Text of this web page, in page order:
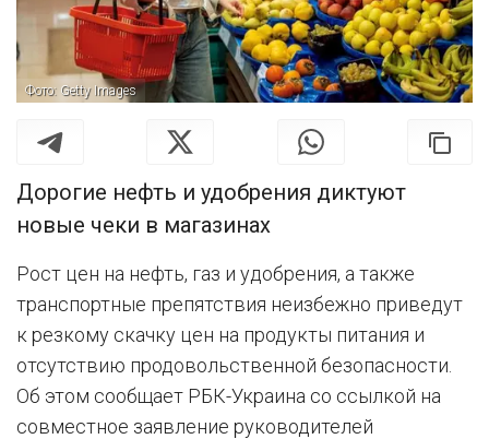
Фото: Getty Images
Дорогие нефть и удобрения диктуют
новые чеки в магазинах
Рост цен на нефть, газ и удобрения, а также
транспортные препятствия неизбежно приведут
к резкому скачку цен на продукты питания и
отсутствию продовольственной безопасности.
Об этом сообщает РБК-Украина со ссылкой на
совместное заявление руководителей